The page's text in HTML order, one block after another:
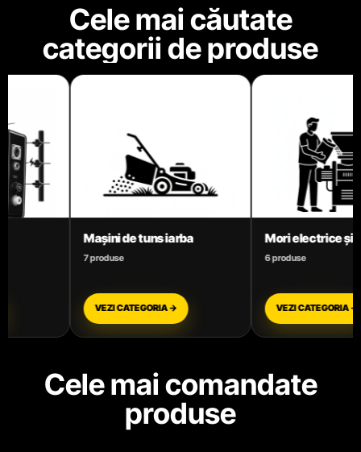
Cele mai căutate
categorii de produse
Mori electrice și Batoze
6 produse
VEZI CATEGORIA →
Motoare termice
3 produse
VEZI CATEGORIA →
Cele mai comandate
produse